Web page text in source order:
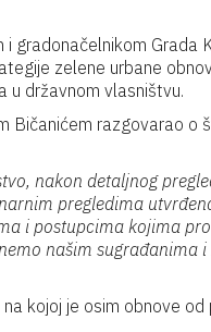
gradonačelnikom Grada
zelene urbane
u državnom vlasništvu.
Bičanićem razgovarao o
nakon detaljnog
pregledima
i postupcima kojima
našim sugrađanima
kojoj je osim obnove